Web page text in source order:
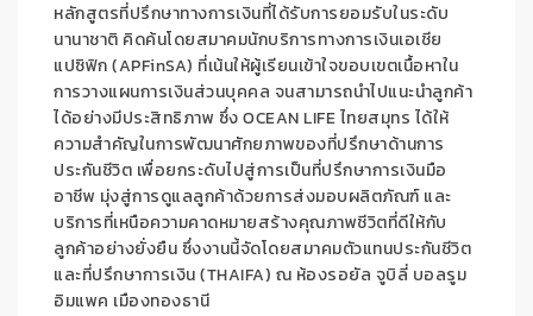
หลักสูตรที่ปรึกษาทางการเงินที่ได้รับการยอมรับในระดับ
นานาชาติ คิดค้นโดยสมาคมนักบริการทางการเงินเอเชีย
แปซิฟิก (APFinSA) ที่เน้นให้ผู้เรียนเข้าใจขอบเขตเนื้อหาใน
การวางแผนการเงินส่วนบุคคล จนสามารถนำไปแนะนำลูกค้า
ได้อย่างมีประสิทธิภาพ ซึ่ง OCEAN LIFE ไทยสมุทร ได้ให้
ความสำคัญในการพัฒนาศักยภาพของที่ปรึกษาด้านการ
ประกันชีวิต เพื่อยกระดับไปสู่การเป็นที่ปรึกษาการเงินมือ
อาชีพ มุ่งสู่การดูแลลูกค้าด้วยการส่งมอบผลิตภัณฑ์ และ
บริการที่เหนือความคาดหมายสร้างคุณภาพชีวิตที่ดีให้กับ
ลูกค้าอย่างยั่งยืน ซึ่งงานนี้จัดโดยสมาคมตัวแทนประกันชีวิต
และที่ปรึกษาการเงิน (THAIFA) ณ ห้องรอยัล จูบิลี่ บอลรูม
อิมแพค เมืองทองธานี